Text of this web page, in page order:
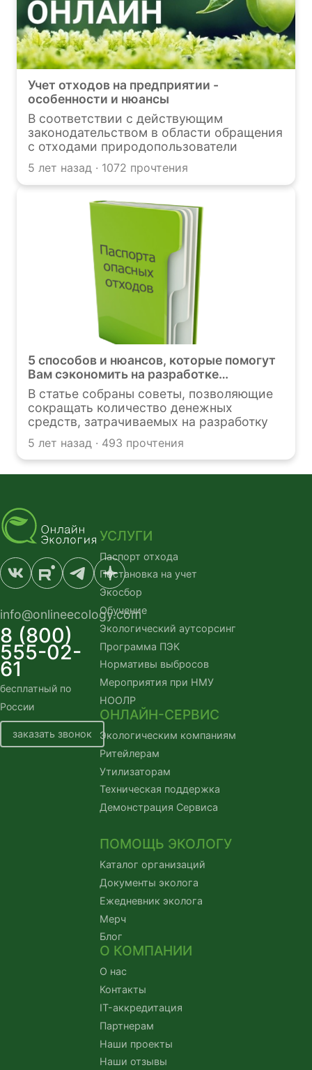
Учет отходов на предприятии -
особенности и нюансы
В соответствии с действующим
законодательством в области обращения
с отходами природопользователи
обязаны вести учет отходов . Обратим
внимание на ряд практических и
теоретических проблем, которые могут
возникнуть при заполнении таблиц
данных учета отходов и последующем
заполнении отчетности.
5 лет назад · 1072 прочтения
5 способов и нюансов, которые помогут
Вам сэкономить на разработке
паспортов отходов
В статье собраны советы, позволяющие
сокращать количество денежных
средств, затрачиваемых на разработку
паспортов отходов.
5 лет назад · 493 прочтения
info@onlineecology.com
8 (800)
555-02-
61
бесплатный по
России
заказать звонок
УСЛУГИ
Паспорт отхода
Постановка на учет
Экосбор
Обучение
Экологический аутсорсинг
Программа ПЭК
Нормативы выбросов
Мероприятия при НМУ
НООЛР
ОНЛАЙН-СЕРВИС
Экологическим компаниям
Ритейлерам
Утилизаторам
Техническая поддержка
Демонстрация Сервиса
ПОМОЩЬ ЭКОЛОГУ
Каталог организаций
Документы эколога
Ежедневник эколога
Мерч
Блог
О КОМПАНИИ
О нас
Контакты
IT-аккредитация
Партнерам
Наши проекты
Наши отзывы